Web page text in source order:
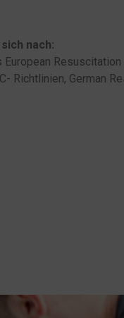
nach:
Richtlinien, German